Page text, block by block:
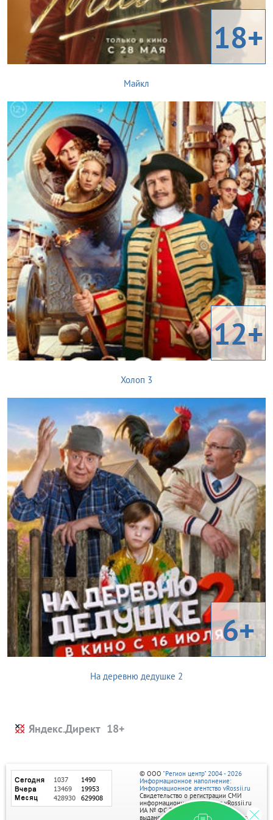
18+
Майкл
12+
Холоп 3
6+
На деревню дедушке 2
Яндекс.Директ
© ООО "Регион центр" 2004 - 2026
Информационное наполнение:
Информационное агентство vRossii.ru
Свидетельство о регистрации СМИ
информационного агентства vRossii.ru
ИА № ФС 77‑35502
выдано РОСКОМНАДЗОРом 04 марта